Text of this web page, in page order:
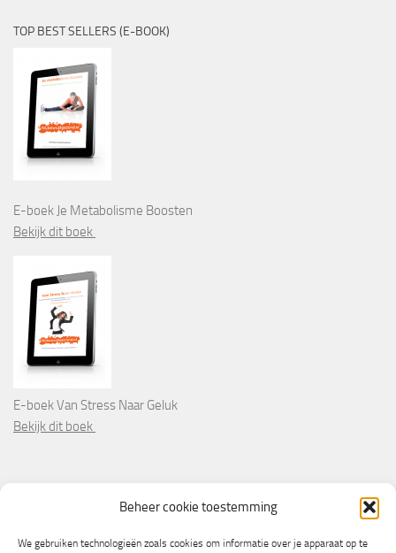
Beheer cookie toestemming
We gebruiken technologieën zoals cookies om informatie over je apparaat op te
TOP BEST SELLERS (E-BOOK)
E-boek Je Metabolisme Boosten
Bekijk dit boek
E-boek Van Stress Naar Geluk
Bekijk dit boek